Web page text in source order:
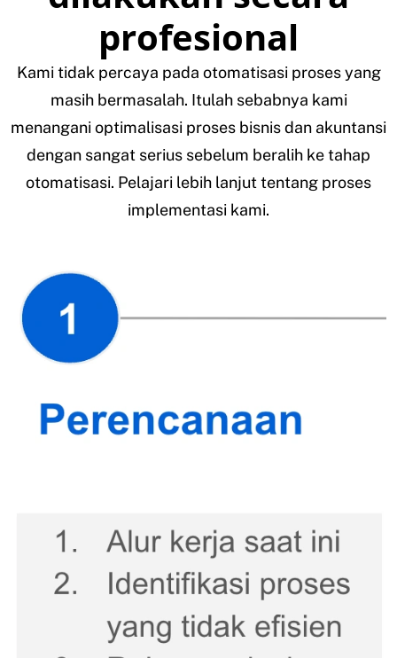
profesional
Kami tidak percaya pada otomatisasi proses yang
masih bermasalah. Itulah sebabnya kami
menangani optimalisasi proses bisnis dan akuntansi
dengan sangat serius sebelum beralih ke tahap
otomatisasi. Pelajari lebih lanjut tentang proses
implementasi kami.